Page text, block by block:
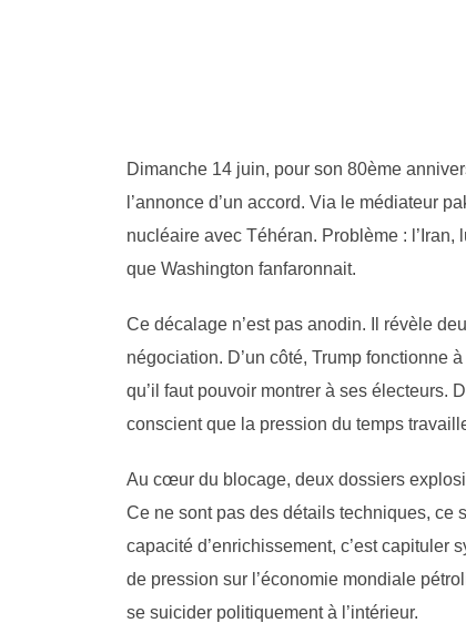
Dimanche 14 juin, pour son 80ème
l’annonce d’un accord. Via le médiateur
nucléaire avec Téhéran. Problème :
que Washington fanfaronnait.
Ce décalage n’est pas anodin. Il révèle
négociation. D’un côté, Trump fonctionne
qu’il faut pouvoir montrer à ses électeurs.
conscient que la pression du temps
Au cœur du blocage, deux dossiers
Ce ne sont pas des détails techniques, ce
capacité d’enrichissement, c’est capituler
de pression sur l’économie mondiale
se suicider politiquement à l’intérieur.